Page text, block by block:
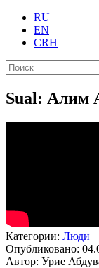
RU
EN
CRH
Sual: Алим
Категории: Люди
Опубликовано:
Автор: Урие